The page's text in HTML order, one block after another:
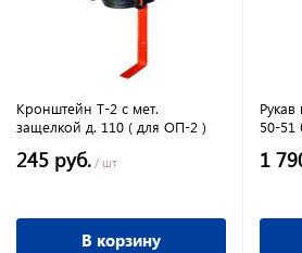
Кронштейн Т-2 с мет.
защелкой д. 110 ( для ОП-2 )
245 руб. / шт
В корзину
50-51
1